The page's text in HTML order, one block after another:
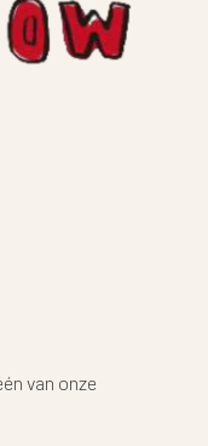
van onze